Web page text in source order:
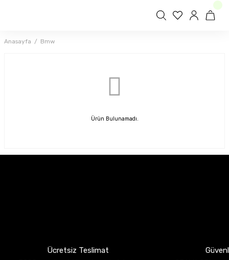
Anasayfa Bmw
Ürün Bulunamadı.
Ücretsiz Teslimat